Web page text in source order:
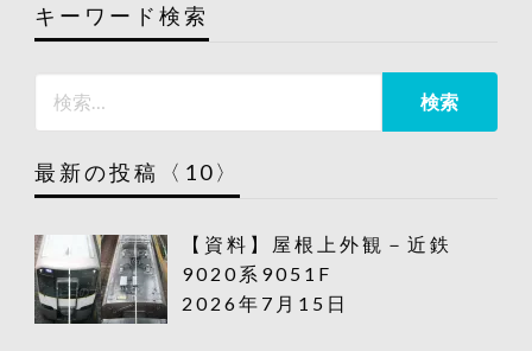
キーワード検索
最新の投稿〈10〉
【資料】屋根上外観－近鉄
9020系9051F
2026年7月15日